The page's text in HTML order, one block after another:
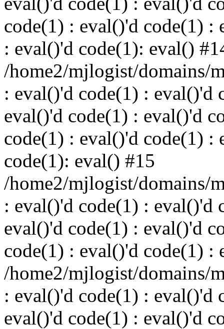
code(1) : eval()'d code(1) :
: eval()'d code(1): eval()
/home2/mjlogist/domains/
: eval()'d code(1) : eval()'d
eval()'d code(1) : eval()'d
code(1) : eval()'d code(1) :
code(1): eval() #15
/home2/mjlogist/domains/
: eval()'d code(1) : eval()'d
eval()'d code(1) : eval()'d
code(1) : eval()'d code(1) :
/home2/mjlogist/domains/
: eval()'d code(1) : eval()'d
eval()'d code(1) : eval()'d